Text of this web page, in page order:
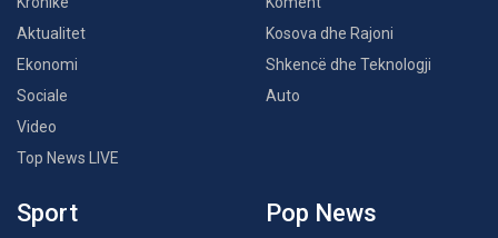
Aktualitet
Ekonomi
Sociale
Video
Top News LIVE
Kosova dhe Rajoni
Shkencë dhe Teknologji
Auto
Sport Pop News